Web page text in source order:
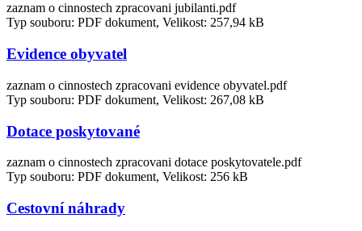
zaznam o cinnostech zpracovani jubilanti.pdf
Typ souboru: PDF dokument, Velikost: 257,94 kB
Evidence obyvatel
zaznam o cinnostech zpracovani evidence obyvatel.pdf
Typ souboru: PDF dokument, Velikost: 267,08 kB
Dotace poskytované
zaznam o cinnostech zpracovani dotace poskytovatele.pdf
Typ souboru: PDF dokument, Velikost: 256 kB
Cestovní náhrady